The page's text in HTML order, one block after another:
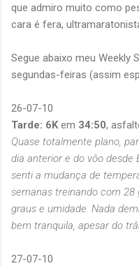
que admiro muito como
cara é fera,
Segue abaixo meu Weekly
segundas-feiras (assim
26-07-10
Tarde: 6K em 34:50,
Quase totalmente plano,
dia anterior e do vôo desde
senti a mudança de
semanas treinando com 28
graus e umidade. Nada
bem tranquila, apesar do
27-07-10